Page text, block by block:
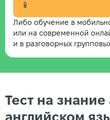
📱
Либо обучение в
или на современной
и в разговорных
Тест на знание